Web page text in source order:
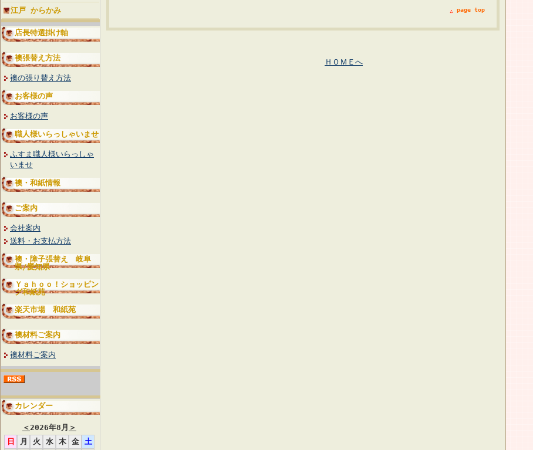
江戸 からかみ
店長特選掛け軸
襖張替え方法
襖の張り替え方法
お客様の声
お客様の声
職人様いらっしゃいませ
ふすま職人様いらっしゃ
いませ
襖・和紙情報
ご案内
会社案内
送料・お支払方法
襖・障子張替え 岐阜
県/愛知県
Ｙａｈｏｏ！ショッピン
グ和紙苑
楽天市場 和紙苑
襖材料ご案内
襖材料ご案内
カレンダー
＜2026年8月 ＞
日
月 火 水 木 金 土
page top
ＨＯＭＥへ